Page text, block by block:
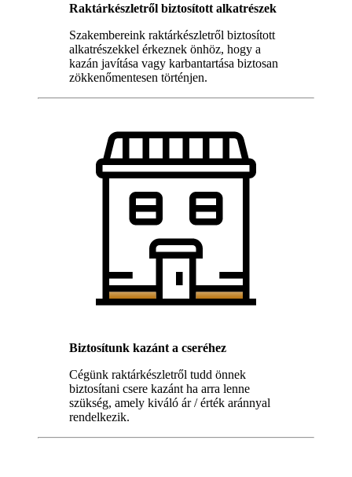
Raktárkészletről biztosított alkatrészek
Szakembereink raktárkészletről biztosított
alkatrészekkel érkeznek önhöz, hogy a
kazán javítása vagy karbantartása biztosan
zökkenőmentesen történjen.
Biztosítunk kazánt a cseréhez
Cégünk raktárkészletről tudd önnek
biztosítani csere kazánt ha arra lenne
szükség, amely kiváló ár / érték aránnyal
rendelkezik.